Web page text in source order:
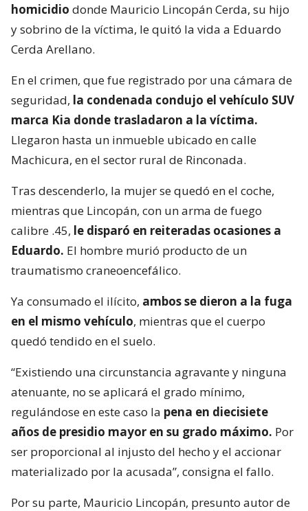
homicidio donde Mauricio Lincopán Cerda, su hijo
y sobrino de la víctima, le quitó la vida a Eduardo
Cerda Arellano.
En el crimen, que fue registrado por una cámara de
seguridad, la condenada condujo el vehículo SUV
marca Kia donde trasladaron a la víctima.
Llegaron hasta un inmueble ubicado en calle
Machicura, en el sector rural de Rinconada.
Tras descenderlo, la mujer se quedó en el coche,
mientras que Lincopán, con un arma de fuego
calibre .45, le disparó en reiteradas ocasiones a
Eduardo. El hombre murió producto de un
traumatismo craneoencefálico.
Ya consumado el ilícito, ambos se dieron a la fuga
en el mismo vehículo, mientras que el cuerpo
quedó tendido en el suelo.
“Existiendo una circunstancia agravante y ninguna
atenuante, no se aplicará el grado mínimo,
regulándose en este caso la pena en diecisiete
años de presidio mayor en su grado máximo. Por
ser proporcional al injusto del hecho y el accionar
materializado por la acusada”, consigna el fallo.
Por su parte, Mauricio Lincopán, presunto autor de